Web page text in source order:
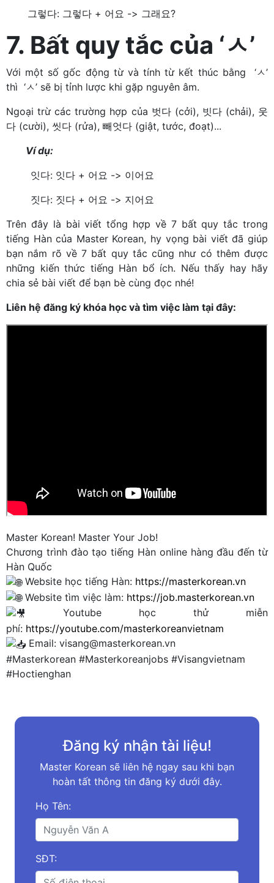
그렇다: 그렇다 + 어요 -> 그래요?
7. Bất quy tắc của ‘ㅅ’
Với một số gốc động từ và tính từ kết thúc bằng ‘ㅅ’
thì ‘ㅅ’ sẽ bị tỉnh lược khi gặp nguyên âm.
Ngoại trừ các trường hợp của 벗다 (cởi), 빗다 (chải), 웃
다 (cười), 씻다 (rửa), 빼엇다 (giật, tước, đoạt)...
Ví dụ:
잇다: 잇다 + 어요 -> 이어요
짓다: 짓다 + 어요 -> 지어요
Trên đây là bài viết tổng hợp về 7 bất quy tắc trong
tiếng Hàn của Master Korean, hy vọng bài viết đã giúp
bạn nắm rõ về 7 bất quy tắc cũng như có thêm được
những kiến thức tiếng Hàn bổ ích. Nếu thấy hay hãy
chia sẻ bài viết để bạn bè cùng đọc nhé!
Liên hệ đăng ký khóa học và tìm việc làm tại đây:
Master Korean! Master Your Job!
Chương trình đào tạo tiếng Hàn online hàng đầu đến từ
Hàn Quốc
Website học tiếng Hàn: https://masterkorean.vn
Website tìm việc làm: https://job.masterkorean.vn
Youtube học thử miễn
phí: https://youtube.com/masterkoreanvietnam
Email: visang@masterkorean.vn
#Masterkorean #Masterkoreanjobs #Visangvietnam
#Hoctienghan
Đăng ký nhận tài liệu!
Master Korean sẽ liên hệ ngay sau khi bạn
hoàn tất thông tin đăng ký dưới đây.
Họ Tên:
SĐT: